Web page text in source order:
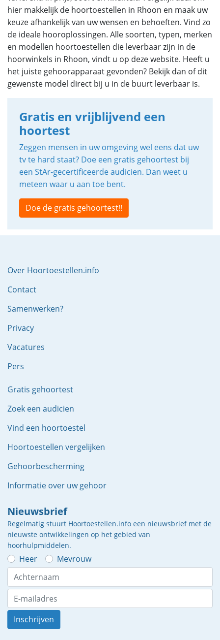
hier makkelijk de hoortoestellen in Rhoon en maak uw
keuze afhankelijk van uw wensen en behoeften. Vind zo
de ideale hooroplossingen. Alle soorten, typen, merken
en modellen hoortoestellen die leverbaar zijn in de
hoorwinkels in Rhoon, vindt u op deze website. Heeft u
het juiste gehoorapparaat gevonden? Bekijk dan of dit
gewenste model direct bij u in de buurt leverbaar is.
Gratis en vrijblijvend een
hoortest
Zeggen mensen in uw omgeving wel eens dat uw
tv te hard staat? Doe een gratis gehoortest bij
een StAr-gecertificeerde audicien. Dan weet u
meteen waar u aan toe bent.
Doe de gratis gehoortest!!
Over Hoortoestellen.info
Contact
Samenwerken?
Privacy
Vacatures
Pers
Gratis gehoortest
Zoek een audicien
Vind een hoortoestel
Hoortoestellen vergelijken
Gehoorbescherming
Informatie over uw gehoor
Nieuwsbrief
Regelmatig stuurt Hoortoestellen.info een nieuwsbrief met de
nieuwste ontwikkelingen op het gebied van
hoorhulpmiddelen.
Heer Mevrouw
Inschrijven